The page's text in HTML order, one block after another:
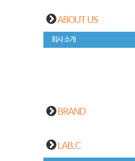
ABOUT US
회사 소개
BRAND
LAB.C